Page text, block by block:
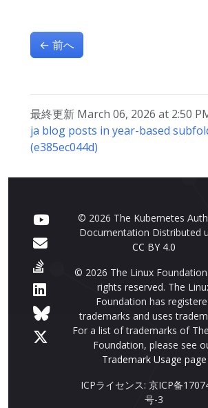
← 前へ
最終更新 March 06, 2026 at 2:50
ja blog posts in year-based
(e385ec044d)
© 2026 The Kubernetes
Documentation Distributed
CC BY 4.0
© 2026 The Linux
rights reserved. The
Foundation has
trademarks and uses
For a list of trademarks of
Foundation, please see
Trademark Usage page
ICPライセンス: 京ICP备
号-3